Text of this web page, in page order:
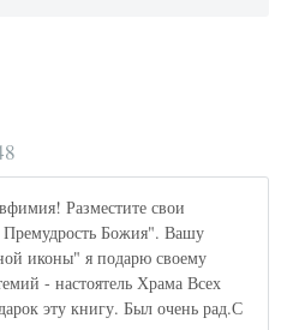
Разместите свои
Божия". Вашу
иконы" я подарю своему
- настоятель Храма Всех
эту книгу. Был очень рад.С